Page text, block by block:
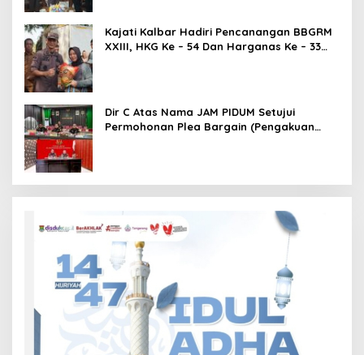
Kajati Kalbar Hadiri Pencanangan BBGRM
XXIII, HKG Ke – 54 Dan Harganas Ke – 33
Dir C Atas Nama JAM PIDUM Setujui
Permohonan Plea Bargain (Pengakuan